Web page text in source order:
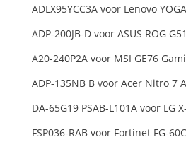
ADLX95YCC3A voor Lenovo
ADP-200JB-D voor ASUS ROG
A20-240P2A voor MSI GE76
DA-65G19 PSAB-L101A voor LG
FSP036-RAB voor Fortinet FG-